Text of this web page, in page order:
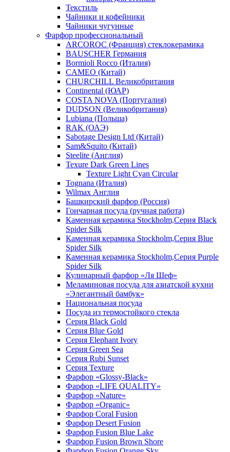
Текстиль
Чайники и кофейники
Чайники чугунные
Фарфор профессиональный
ARCOROC (Франция) стеклокерамика
BAUSCHER Германия
Bormioli Rocco (Италия)
CAMEO (Китай)
CHURCHILL Великобритания
Continental (ЮАР)
COSTA NOVA (Португалия)
DUDSON (Великобритания)
Lubiana (Польша)
RAK (ОАЭ)
Sabotage Design Ltd (Китай)
Sam&Squito (Китай)
Steelite (Англия)
Texure Dark Green Lines
Texture Light Cyan Circular
Tognana (Италия)
Wilmax Англия
Башкирский фарфор (Россия)
Гончарная посуда (ручная работа)
Каменная керамика Stockholm,Серия Black
Spider Silk
Каменная керамика Stockholm,Серия Blue
Spider Silk
Каменная керамика Stockholm,Серия Purple
Spider Silk
Кулинарный фарфор «Ля Шеф»
Меламиновая посуда для азиатской кухни
«Элегантный бамбук»
Национальная посуда
Посуда из термостойкого стекла
Серия Black Gold
Серия Blue Gold
Серия Elephant Ivory
Серия Green Sea
Серия Rubi Sunset
Серия Texture
Фарфор «Glossy-Black»
Фарфор «LIFE QUALITY»
Фарфор «Nature»
Фарфор «Organic»
Фарфор Coral Fusion
Фарфор Desert Fusion
Фарфор Fusion Blue Lake
Фарфор Fusion Brown Shore